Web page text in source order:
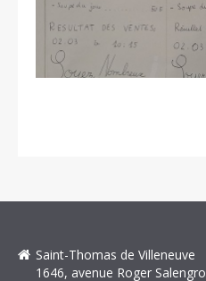
Saint-Thomas de Villeneuve
1646, avenue Roger Salengro